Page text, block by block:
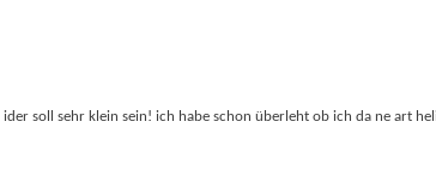
soll sehr klein sein! ich habe schon überleht ob ich da ne art